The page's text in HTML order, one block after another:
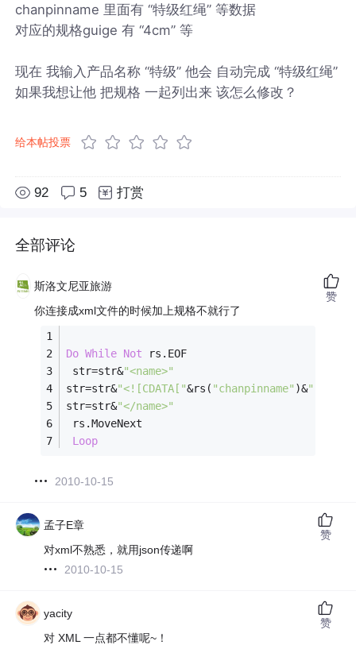
chanpinname 里面有 “特级红绳” 等数据
对应的规格guige 有 “4cm” 等
现在 我输入产品名称 “特级” 他会 自动完成 “特级红绳”
如果我想让他 把规格 一起列出来 该怎么修改？
给本帖投票
92 5 打赏
全部评论
斯洛文尼亚旅游
你连接成xml文件的时候加上规格不就行了
Do While Not rs.EOF
str=str&"<name>"
str=str&"<![CDATA["&rs( "chanpinname" )&" "
str=str&"</name>"
rs.MoveNext
Loop
2010-10-15
赞
孟子E章
对xml不熟悉，就用json传递啊
2010-10-15
赞
yacity
对 XML 一点都不懂呢~！
赞